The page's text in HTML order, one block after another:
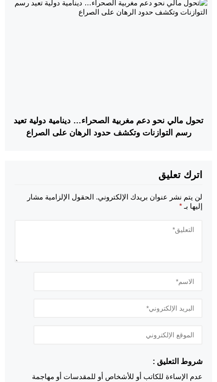
تحول مالي نحو دعم مغربية الصحراء… دينامية دولية تعيد
رسم التوازنات وتكشف حدود الرهان على الصراع
اترك تعليق
لن يتم نشر عنوان بريدك الإلكتروني. الحقول الإلزامية مشار
إليها بـ *
شروط التعليق :
عدم الإساءة للكاتب أو للأشخاص أو للمقدسات أو مهاجمة